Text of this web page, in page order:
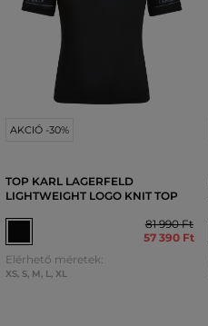
AKCIÓ -30%
TOP KARL LAGERFELD
LIGHTWEIGHT LOGO KNIT TOP
81 990 Ft
57 390 Ft
Elérhető méretek:
XS, S, M L XL